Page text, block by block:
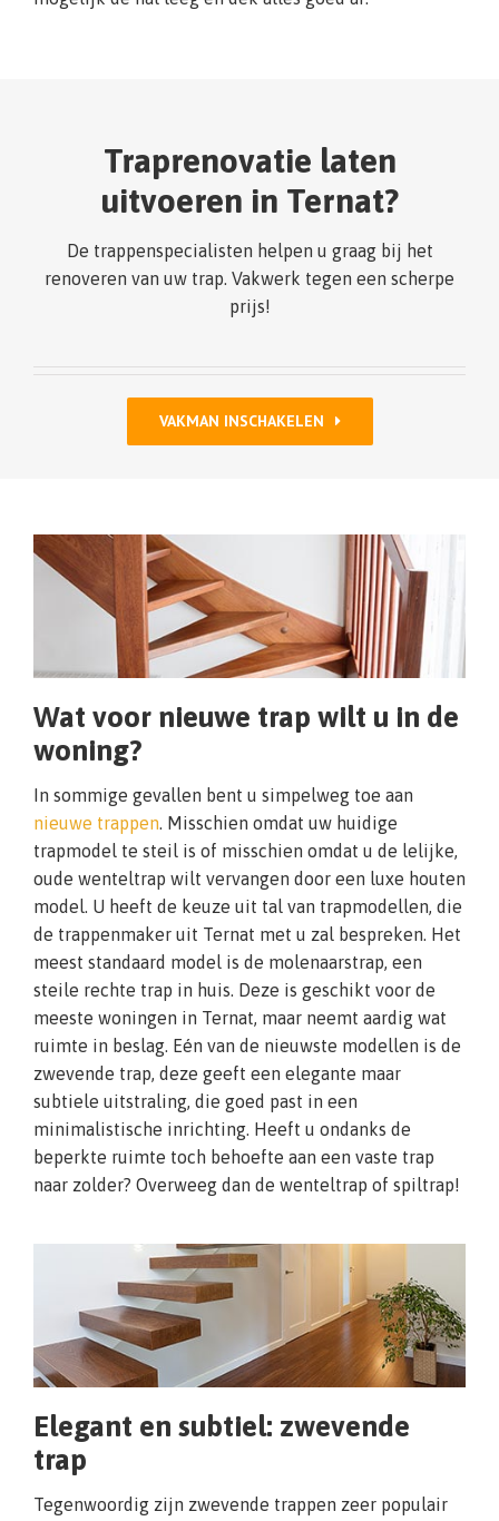
Traprenovatie laten
uitvoeren in Ternat?
De trappenspecialisten helpen u graag bij het
renoveren van uw trap. Vakwerk tegen een scherpe
prijs!
VAKMAN INSCHAKELEN
Wat voor nieuwe trap wilt u in de
woning?
In sommige gevallen bent u simpelweg toe aan
nieuwe trappen. Misschien omdat uw huidige
trapmodel te steil is of misschien omdat u de lelijke,
oude wenteltrap wilt vervangen door een luxe houten
model. U heeft de keuze uit tal van trapmodellen, die
de trappenmaker uit Ternat met u zal bespreken. Het
meest standaard model is de molenaarstrap, een
steile rechte trap in huis. Deze is geschikt voor de
meeste woningen in Ternat, maar neemt aardig wat
ruimte in beslag. Eén van de nieuwste modellen is de
zwevende trap, deze geeft een elegante maar
subtiele uitstraling, die goed past in een
minimalistische inrichting. Heeft u ondanks de
beperkte ruimte toch behoefte aan een vaste trap
naar zolder? Overweeg dan de wenteltrap of spiltrap!
Elegant en subtiel: zwevende
trap
Tegenwoordig zijn zwevende trappen zeer populair